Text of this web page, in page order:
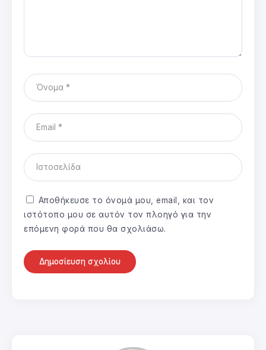
Αποθήκευσε το όνομά μου, email, και τον
ιστότοπο μου σε αυτόν τον πλοηγό για την
επόμενη φορά που θα σχολιάσω.